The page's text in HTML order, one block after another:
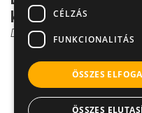
kezelhető az elfoga...
Dr. Borbényi Erika
CÉLZÁS
FUNKCIONALITÁS
ÖSSZES
ÖSSZES